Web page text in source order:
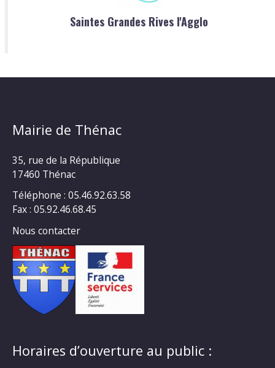
Saintes Grandes Rives l'Agglo
Mairie de Thénac
35, rue de la République
17460 Thénac
Téléphone : 05.46.92.63.58
Fax : 05.92.46.68.45
Nous contacter
Horaires d’ouverture au public :